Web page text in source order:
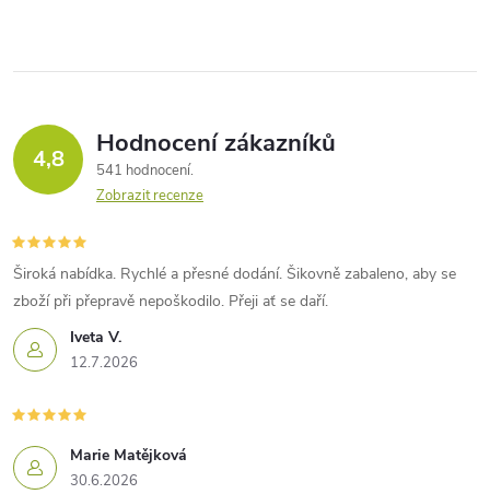
4,8 Hodnocení zákazníků
541 hodnocení
Zobrazit recenze
Iveta V.
12.7.2026
Široká nabídka. Rychlé a přesné dodání. Šikovně zabaleno, aby se
zboží při přepravě nepoškodilo. Přeji ať se daří.
Marie Matějková
30.6.2026